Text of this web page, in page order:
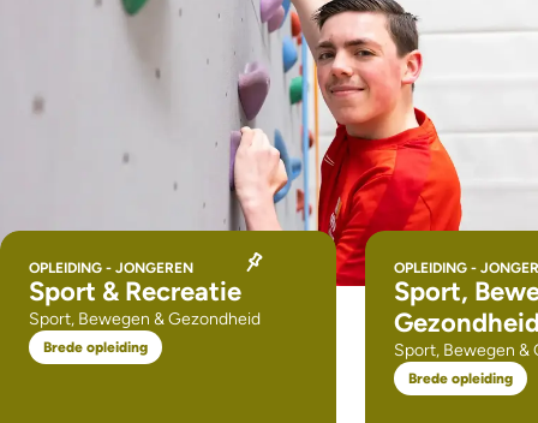
OPLEIDING - JONGEREN
Sport & Recreatie
Sport, Bewegen & Gezondheid
Brede opleiding
OPLEIDING -
Sport,
Sport, Bewegen &
Brede opleiding